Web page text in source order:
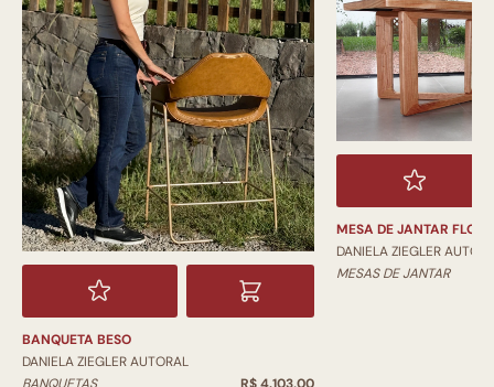
BANQUETA BESO
DANIELA ZIEGLER AUTORAL
BANQUETAS
R$ 4.103,00
MESA DE JANTAR
DANIELA ZIEGLER
MESAS DE JANTAR